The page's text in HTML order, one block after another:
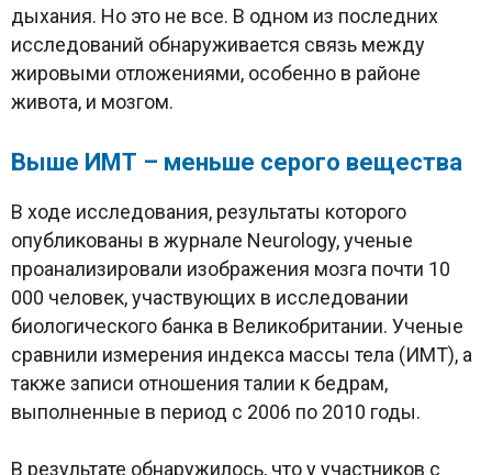
дыхания. Но это не все. В одном из последних
исследований обнаруживается связь между
жировыми отложениями, особенно в районе
живота, и мозгом.
Выше ИМТ – меньше серого вещества
В ходе исследования, результаты которого
опубликованы в журнале Neurology, ученые
проанализировали изображения мозга почти 10
000 человек, участвующих в исследовании
биологического банка в Великобритании. Ученые
сравнили измерения индекса массы тела (ИМТ), а
также записи отношения талии к бедрам,
выполненные в период с 2006 по 2010 годы.
В результате обнаружилось, что у участников с